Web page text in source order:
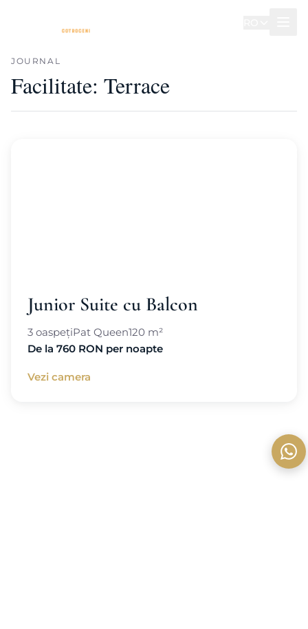
JOURNAL
Facilitate: Terrace
Junior Suite cu Balcon
3 oaspețiPat Queen120 m²
De la 760 RON per noapte
Vezi camera